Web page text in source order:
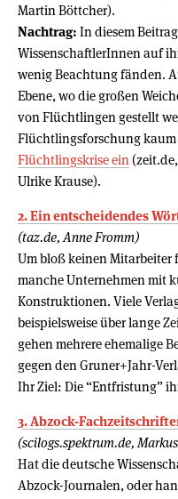
Martin Böttcher).
Nachtrag: In diesem
WissenschaftlerInnen auf
wenig Beachtung fänden.
Ebene, wo die großen
von Flüchtlingen gestellt
Flüchtlingsforschung kaum
Flüchtlingskrise ein
Ulrike Krause).
2. Ein entscheidendes
(taz.de, Anne Fromm)
Um bloß keinen Mitarbeiter
manche Unternehmen mit
Konstruktionen. Viele
beispielsweise über lange
gehen mehrere ehemalige
gegen den Gruner+Jahr-
Ihr Ziel: Die “Entfristung”
3. Abzock-
(scilogs.spektrum.de,
Hat die deutsche
Abzock-Journalen, oder